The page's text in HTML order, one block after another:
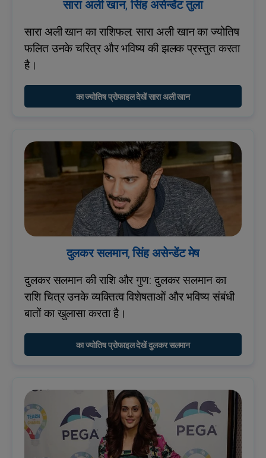
सारा अली खान, सिंह असेन्डेंट तुला
सारा अली खान का राशिफल: सारा अली खान का ज्योतिष
फलित उनके चरित्र और भविष्य की झलक प्रस्तुत करता
है।
का ज्योतिष प्रोफाइल देखें सारा अली खान
दुलकर सलमान, सिंह असेन्डेंट मेष
दुलकर सलमान की राशि और गुण: दुलकर सलमान का
राशि चित्र उनके व्यक्तित्व विशेषताओं और भविष्य संबंधी
बातों का खुलासा करता है।
का ज्योतिष प्रोफाइल देखें दुलकर सलमान